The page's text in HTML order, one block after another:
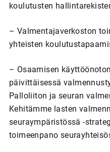
koulutusten
– Valmentajaverkoston
yhteisten
– Osaamisen
päivittäisessä
Palloliiton ja seuran
Kehitämme lasten
seuraympäristössä -
toimeenpano